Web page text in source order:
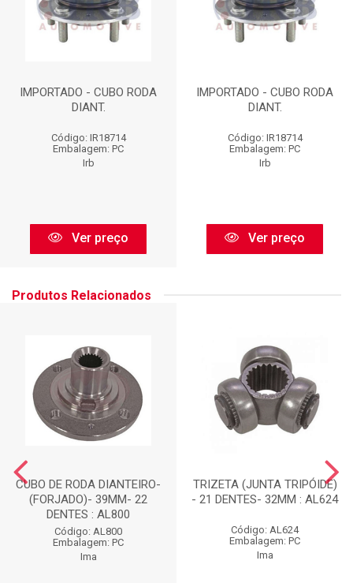
IMPORTADO - CUBO RODA
DIANT.
Código: IR18714
Embalagem: PC
Irb
Ver preço
IMPORTADO - CUBO RODA
DIANT.
Código: IR18714
Embalagem: PC
Irb
Ver preço
Produtos Relacionados
CUBO DE RODA DIANTEIRO-
(FORJADO)- 39MM- 22
DENTES : AL800
Código: AL800
Embalagem: PC
Ima
TRIZETA (JUNTA TRIPÓIDE)
- 21 DENTES- 32MM : AL624
Código: AL624
Embalagem: PC
Ima